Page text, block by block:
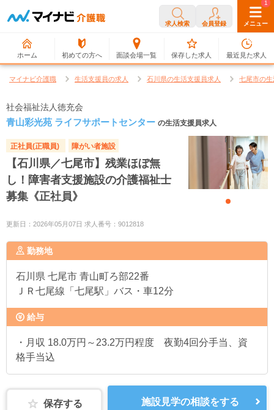
求人検索 会員登録 メニュー
ホーム 初めての方へ 面談会場一覧
0
保存した求人
1
最近見た求人
マイナビ介護職 生活支援員の求人 石川県の生活支援員求人 七尾市の
社会福祉法人徳充会
青山彩光苑 ライフサポートセンター の生活支援員求人
正社員(正職員) 障がい者施設
【石川県／七尾市】残業ほぼ無
し！障害者支援施設の介護福祉士
募集《正社員》
更新日：2026年05月07日 求人番号：9012818
勤務地
石川県 七尾市 青山町ろ部22番
ＪＲ七尾線「七尾駅」バス・車12分
給与
・月収 18.0万円～23.2万円程度 夜勤4回分手当、資
格手当込
保存する 施設見学の相談をする